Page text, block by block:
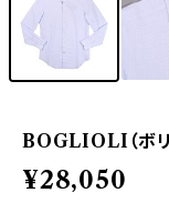
BOGLIOLI（ボ
¥28,050